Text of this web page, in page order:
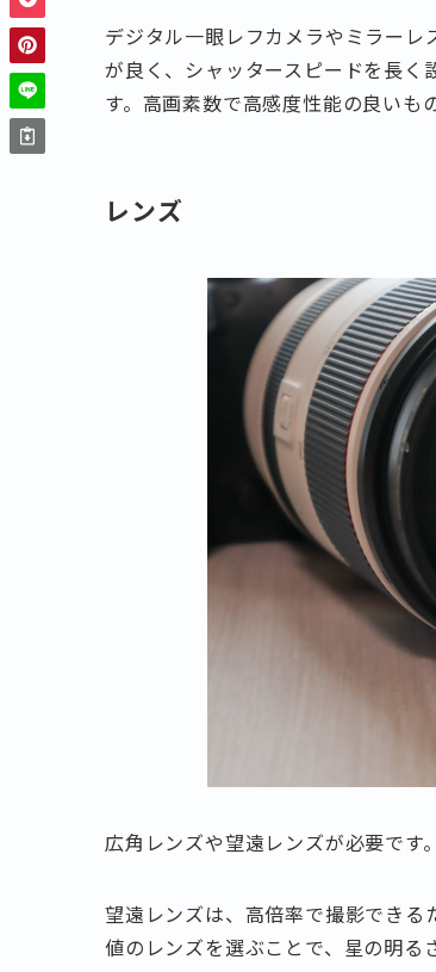
デジタル一眼レフカメラやミラー
が良く、シャッタースピードを長
す。高画素数で高感度性能の良いも
レンズ
広角レンズや望遠レンズが必要です
望遠レンズは、高倍率で撮影でき
値のレンズを選ぶことで、星の明る